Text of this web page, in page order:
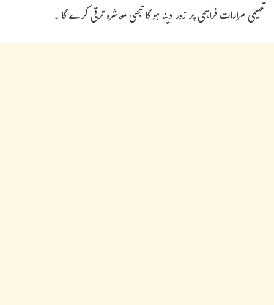
تعلیمی مراعات فراہمی پر زور دینا ہو گا تبھی معاشرہ ترقی کرے گا ۔